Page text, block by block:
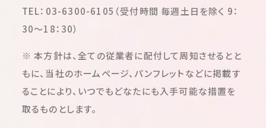
TEL：03-6300-6105（受付時間 毎週土日を除く 9：
30～18：30）
※ 本方針は、全ての従業者に配付して周知させるとと
もに、当社のホームページ、パンフレットなどに掲載す
ることにより、いつでもどなたにも入手可能な措置を
取るものとします。